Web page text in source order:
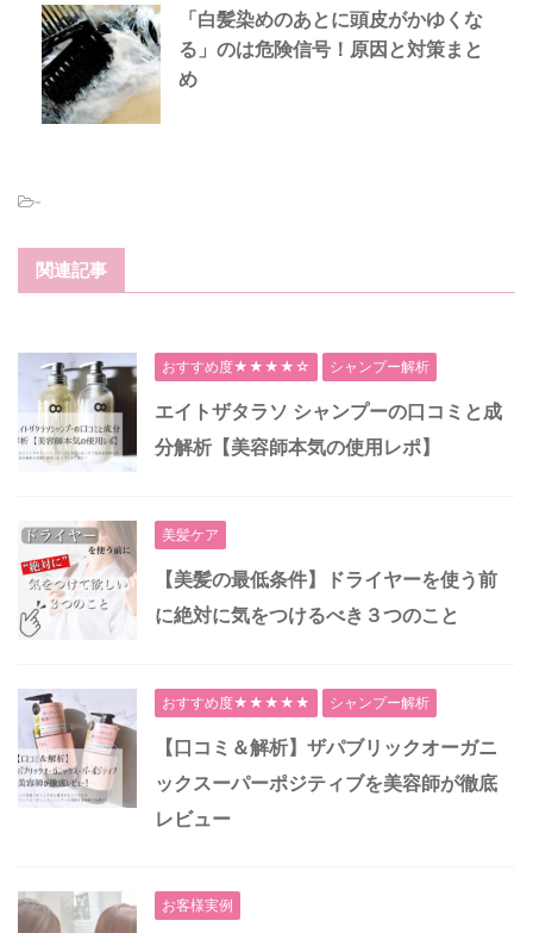
「白髪染めのあとに頭皮がかゆくな
る」のは危険信号！原因と対策まと
め
-
関連記事
おすすめ度★★★★☆ シャンプー解析
エイトザタラソ シャンプーの口コミと成
分解析【美容師本気の使用レポ】
美髪ケア
【美髪の最低条件】ドライヤーを使う前
に絶対に気をつけるべき３つのこと
おすすめ度★★★★★ シャンプー解析
【口コミ＆解析】ザパブリックオーガニ
ックスーパーポジティブを美容師が徹底
レビュー
お客様実例